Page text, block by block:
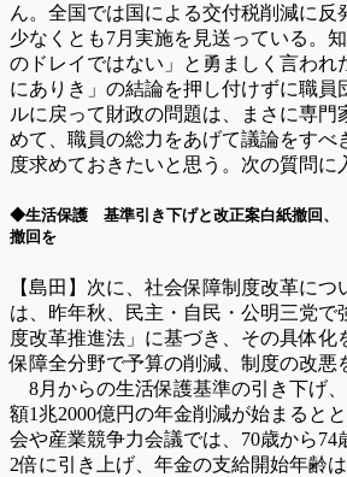
ん。全国では国による交付税削減に反
少なくとも7月実施を見送っている。
のドレイではない」と勇ましく言われ
にありき」の結論を押し付けずに職員
ルに戻って財政の問題は、まさに専門
めて、職員の総力をあげて議論をすべ
度求めておきたいと思う。次の質問に
◆生活保護 基準引き下げと改正案白紙撤回、
撤回を
【島田】次に、社会保障制度改革につ
は、昨年秋、民主・自民・公明三党で
度改革推進法」に基づき、その具体化
保障全分野で予算の削減、制度の改悪
8月からの生活保護基準の引き下げ
額1兆2000億円の年金削減が始まると
会や産業競争力会議では、70歳から74
2倍に引き上げ、年金の支給開始年齢